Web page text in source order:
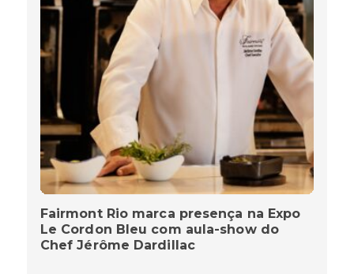
Fairmont Rio marca presença na Expo
Le Cordon Bleu com aula-show do
Chef Jérôme Dardillac